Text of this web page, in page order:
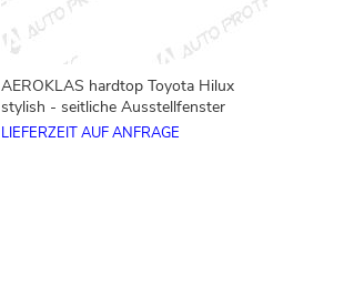
AEROKLAS hardtop Toyota Hilux
stylish - seitliche Ausstellfenster
LIEFERZEIT AUF ANFRAGE